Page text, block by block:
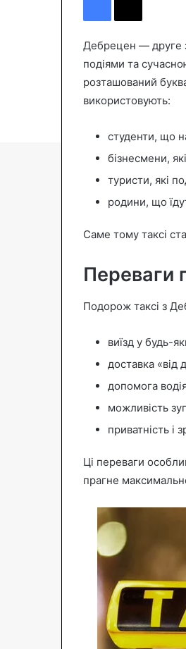
n
e
m
l
Дебрецен — друге
подіями та
розташований
використовують:
студенти, що
бізнесмени,
туристи, які
родини, що
Саме тому таксі
Переваги
Подорож таксі з
виїзд у будь-
доставка «від
допомога
можливість
приватність і
Ці переваги
прагне